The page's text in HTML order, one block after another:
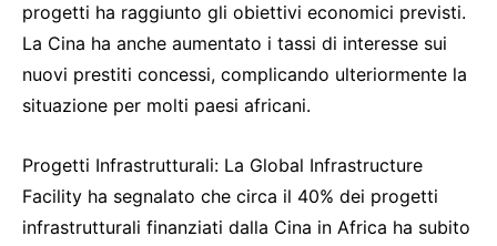
progetti ha raggiunto gli obiettivi economici previsti.
La Cina ha anche aumentato i tassi di interesse sui
nuovi prestiti concessi, complicando ulteriormente la
situazione per molti paesi africani.
Progetti Infrastrutturali: La Global Infrastructure
Facility ha segnalato che circa il 40% dei progetti
infrastrutturali finanziati dalla Cina in Africa ha subito